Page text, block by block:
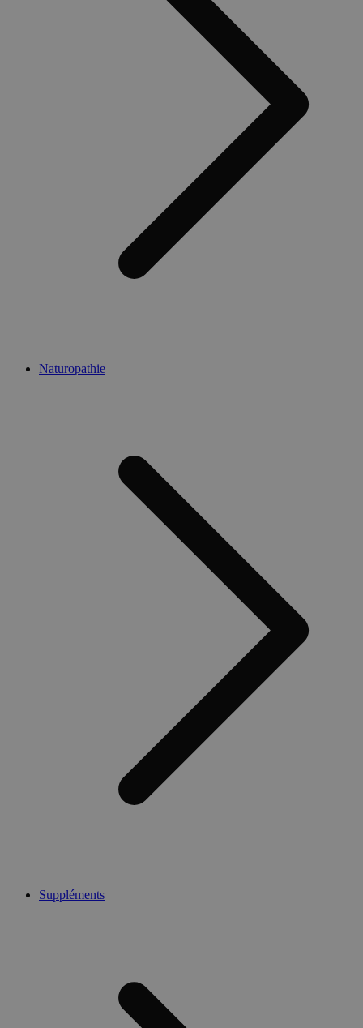
Naturopathie
Suppléments